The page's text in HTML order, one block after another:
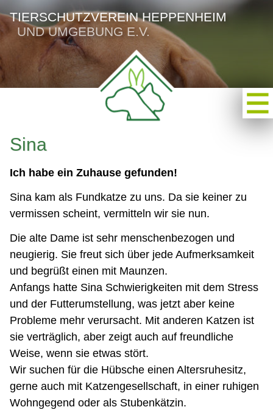
TIERSCHUTZVEREIN HEPPENHEIM
UND UMGEBUNG E.V.
Sina
Ich habe ein Zuhause gefunden!
Sina kam als Fundkatze zu uns. Da sie keiner zu
vermissen scheint, vermitteln wir sie nun.
Die alte Dame ist sehr menschenbezogen und
neugierig. Sie freut sich über jede Aufmerksamkeit
und begrüßt einen mit Maunzen.
Anfangs hatte Sina Schwierigkeiten mit dem Stress
und der Futterumstellung, was jetzt aber keine
Probleme mehr verursacht. Mit anderen Katzen ist
sie verträglich, aber zeigt auch auf freundliche
Weise, wenn sie etwas stört.
Wir suchen für die Hübsche einen Altersruhesitz,
gerne auch mit Katzengesellschaft, in einer ruhigen
Wohngegend oder als Stubenkätzin.